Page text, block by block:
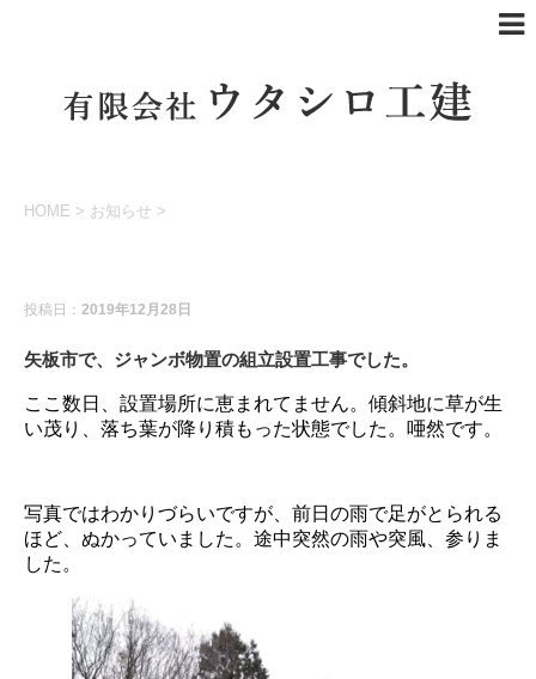
HOME > お知らせ >
投稿日： 2019年12月28日
矢板市で、ジャンボ物置の組立設置工事でした。
ここ数日、設置場所に恵まれてません。傾斜地に草が生
い茂り、落ち葉が降り積もった状態でした。唖然です。
写真ではわかりづらいですが、前日の雨で足がとられる
ほど、ぬかっていました。途中突然の雨や突風、参りま
した。